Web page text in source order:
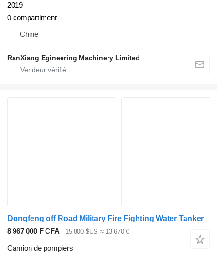
2019
0 compartiment
Chine
RanXiang Egineering Machinery Limited
Dongfeng off Road Military Fire Fighting Water Tanker
8 967 000 F CFA
15 800 $US ≈ 13 670 €
Camion de pompiers